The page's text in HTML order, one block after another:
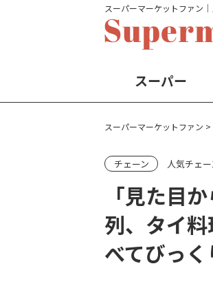
スーパーマーケットファン
スーパー
スーパーマーケットファン >
チェーン 人気チェ
「見た目
列、タイ
べてびっく